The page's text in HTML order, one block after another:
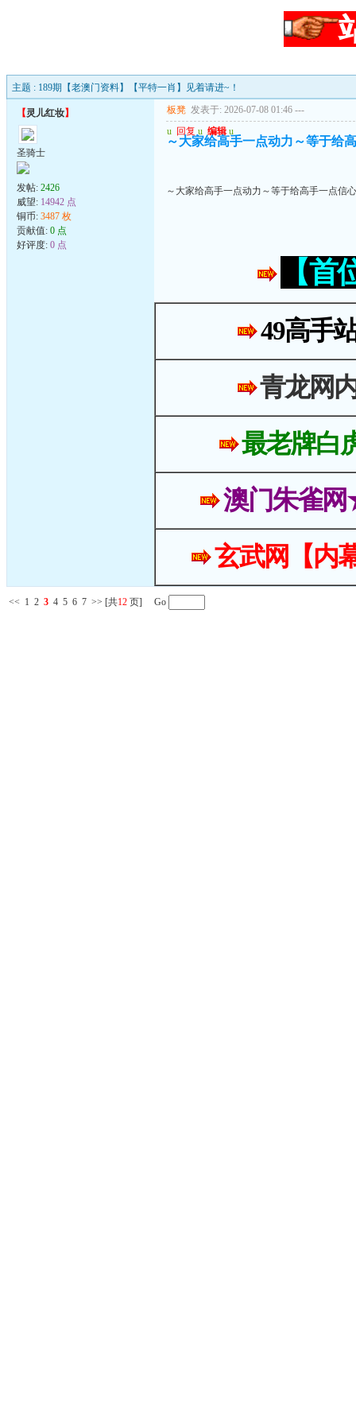
主题 : 189期【老澳门资料】【平特一肖】见着请进~！
【灵儿红妆】
圣骑士
发帖: 2426
威望: 14942 点
铜币: 3487 枚
贡献值: 0 点
好评度: 0 点
板凳 发表于: 2026-07-08 01:46 ---
u 回复 u 编辑 u
～大家给高手一点动力～等于给
～大家给高手一点动力～等于给高手一点信
【
49高手
青龙网
最老牌白
澳门朱雀
玄武网【内
<< 1 2 3 4 5 6 7 >> [共12 页] Go